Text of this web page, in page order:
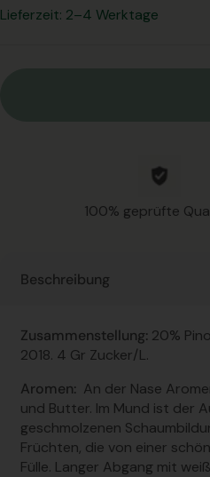
Lieferzeit: 2–4 Werktage
100% geprüfte
Beschreibung
Zusammenstellung: 20%
2018. 4 Gr Zucker/L.
Aromen: An der Nase
und Butter. Im Mund ist der
geschmolzenen
Früchten, die von einer
Fülle. Langer Abgang mit